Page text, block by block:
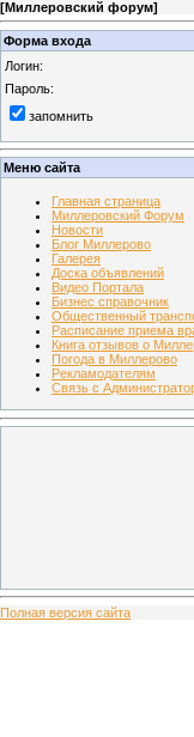
[Миллеровский форум]
Форма входа
Логин:
Пароль:
запомнить
Меню сайта
Главная страница
Миллеровский Форум
Новости
Блог Миллерово
Галерея
Доска объявлений
Видео Портала
Бизнес справочник
Общественный
Расписание приема
Книга отзывов о
Погода в Миллерово
Рекламодателям
Связь с
Полная версия сайта